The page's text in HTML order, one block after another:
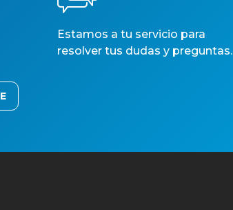
Estamos a tu servicio para
resolver tus dudas y preguntas.